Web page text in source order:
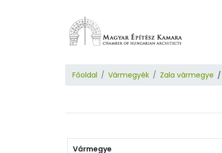
Főoldal Vármegyék Zala vármegye
Vármegye